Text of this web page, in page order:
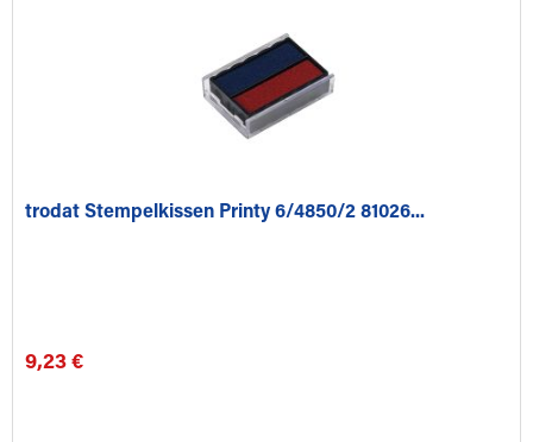
trodat Stempelkissen Printy 6/4850/2 81026...
9,23 €